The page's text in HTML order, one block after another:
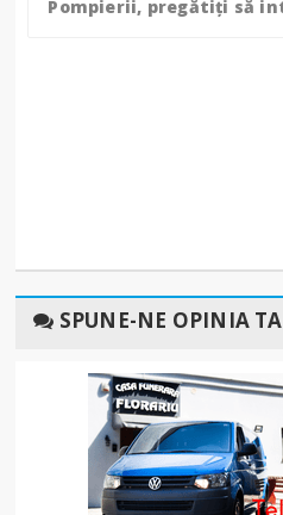
SPUNE-NE OPINIA TA